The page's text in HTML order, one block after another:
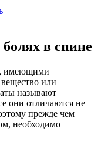
в спине
имеющими
или
называют
они отличаются не
прежде чем
необходимо